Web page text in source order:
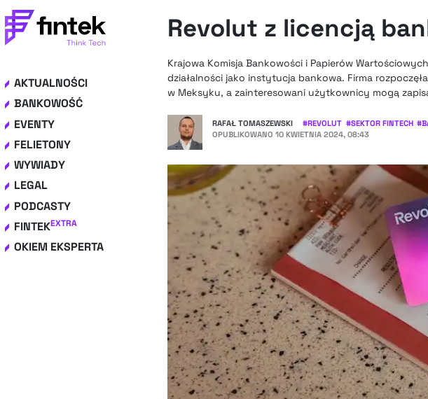
AKTUALNOŚCI
BANKOWOŚĆ
EVENTY
FELIETONY
WYWIADY
LEGAL
PODCASTY
FINTEKEXTRA
OKIEM EKSPERTA
Revolut z licencją
Krajowa Komisja Bankowości i Papierów
działalności jako instytucja bankowa. Firma
w Meksyku, a zainteresowani użytkownicy mogą
RAFAŁ TOMASZEWSKI #REVOLUT #SEKTOR FINTECH #
OPUBLIKOWANO 10 KWIETNIA 2024, 08:43